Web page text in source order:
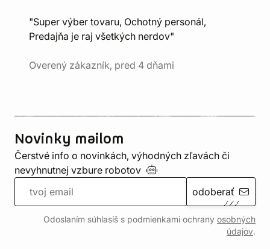
"Super výber tovaru, Ochotný personál,
Predajňa je raj všetkých nerdov"
Overený zákazník, pred 4 dňami
Novinky mailom
Čerstvé info o novinkách, výhodných zľavách či
nevyhnutnej vzbure robotov
odoberať
Odoslaním súhlasíš s podmienkami ochrany osobných
údajov.